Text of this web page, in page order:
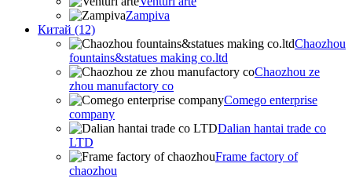
Zampiva
Китай (12)
Chaozhou
fountains&statues making co.ltd
Chaozhou ze
zhou manufactory co
Comego enterprise
company
Dalian hantai trade co
LTD
Frame factory of
chaozhou